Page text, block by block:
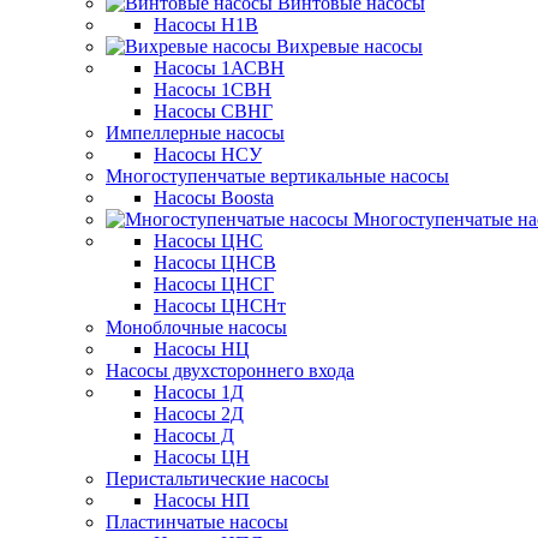
Насосы Н1В
Вихревые насосы
Насосы 1АСВН
Насосы 1СВН
Насосы СВНГ
Импеллерные насосы
Насосы НСУ
Многоступенчатые вертикальные насосы
Насосы Boosta
Многоступенчатые
Насосы ЦНС
Насосы ЦНСВ
Насосы ЦНСГ
Насосы ЦНСНт
Моноблочные насосы
Насосы НЦ
Насосы двухстороннего входа
Насосы 1Д
Насосы 2Д
Насосы Д
Насосы ЦН
Перистальтические насосы
Насосы НП
Пластинчатые насосы